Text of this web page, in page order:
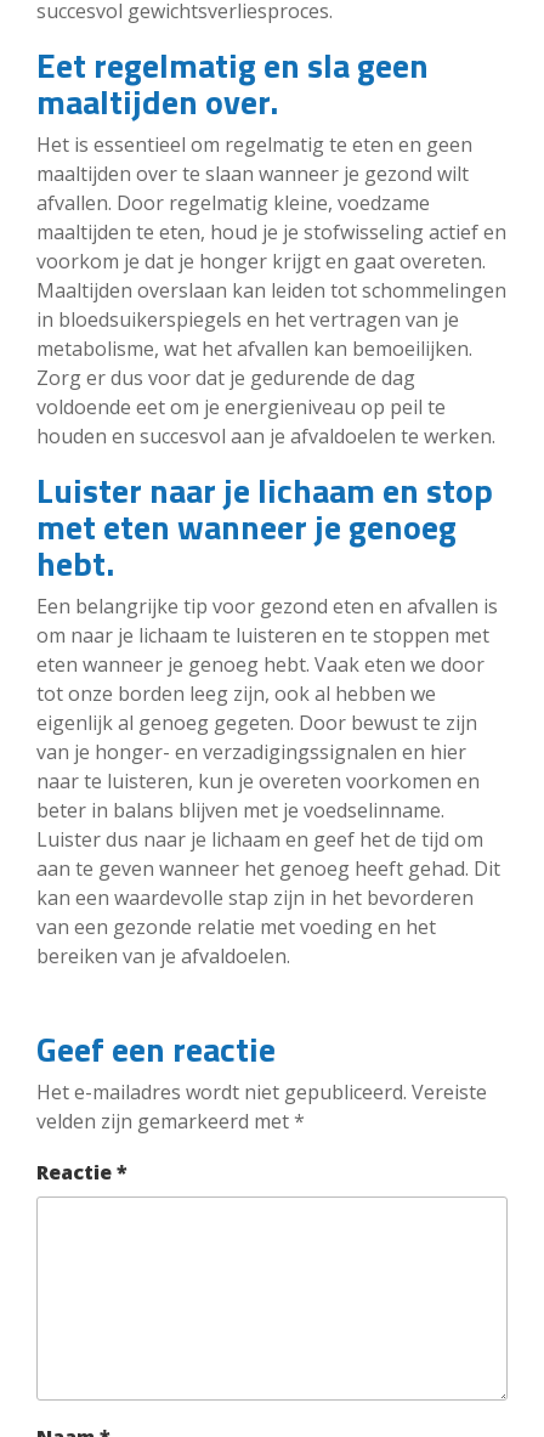
succesvol gewichtsverliesproces.
Eet regelmatig en sla geen
maaltijden over.
Het is essentieel om regelmatig te eten en geen
maaltijden over te slaan wanneer je gezond wilt
afvallen. Door regelmatig kleine, voedzame
maaltijden te eten, houd je je stofwisseling actief en
voorkom je dat je honger krijgt en gaat overeten.
Maaltijden overslaan kan leiden tot schommelingen
in bloedsuikerspiegels en het vertragen van je
metabolisme, wat het afvallen kan bemoeilijken.
Zorg er dus voor dat je gedurende de dag
voldoende eet om je energieniveau op peil te
houden en succesvol aan je afvaldoelen te werken.
Luister naar je lichaam en stop
met eten wanneer je genoeg
hebt.
Een belangrijke tip voor gezond eten en afvallen is
om naar je lichaam te luisteren en te stoppen met
eten wanneer je genoeg hebt. Vaak eten we door
tot onze borden leeg zijn, ook al hebben we
eigenlijk al genoeg gegeten. Door bewust te zijn
van je honger- en verzadigingssignalen en hier
naar te luisteren, kun je overeten voorkomen en
beter in balans blijven met je voedselinname.
Luister dus naar je lichaam en geef het de tijd om
aan te geven wanneer het genoeg heeft gehad. Dit
kan een waardevolle stap zijn in het bevorderen
van een gezonde relatie met voeding en het
bereiken van je afvaldoelen.
Geef een reactie
Het e-mailadres wordt niet gepubliceerd. Vereiste
velden zijn gemarkeerd met*
Reactie*